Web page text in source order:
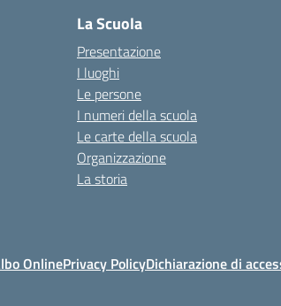
La Scuola
Presentazione
I luoghi
Le persone
I numeri della scuola
Le carte della scuola
Organizzazione
La storia
OnlinePrivacy PolicyDichiarazione di